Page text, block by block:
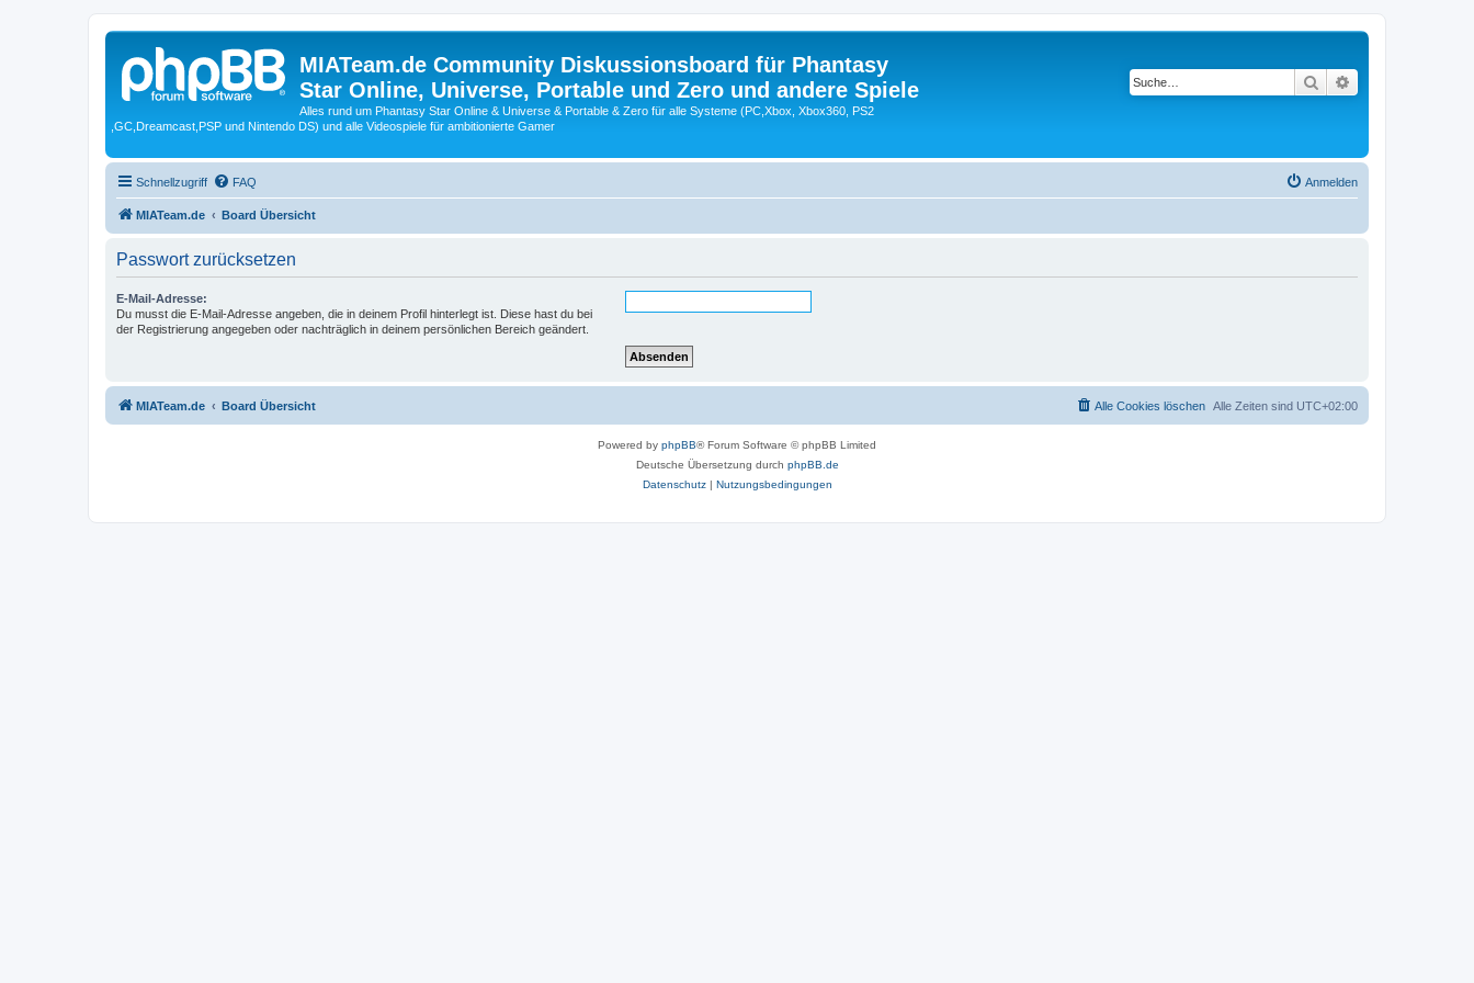
MIATeam.de Community Diskussionsboard für Phantasy
Star Online, Universe, Portable und Zero und andere Spiele
Alles rund um Phantasy Star Online & Universe & Portable & Zero für alle Systeme (PC,Xbox, Xbox360, PS2
,GC,Dreamcast,PSP und Nintendo DS) und alle Videospiele für ambitionierte Gamer
Suche
Schnellzugriff FAQ Anmelden
MIATeam.de Board Übersicht
Passwort zurücksetzen
E-Mail-Adresse:
Du musst die E-Mail-Adresse angeben, die in deinem Profil hinterlegt ist. Diese hast du bei
der Registrierung angegeben oder nachträglich in deinem persönlichen Bereich geändert.
MIATeam.de Board Übersicht Alle Zeiten sind UTC+02:00
Alle Cookies löschen
Powered by phpBB® Forum Software © phpBB Limited
Deutsche Übersetzung durch phpBB.de
Datenschutz| Nutzungsbedingungen